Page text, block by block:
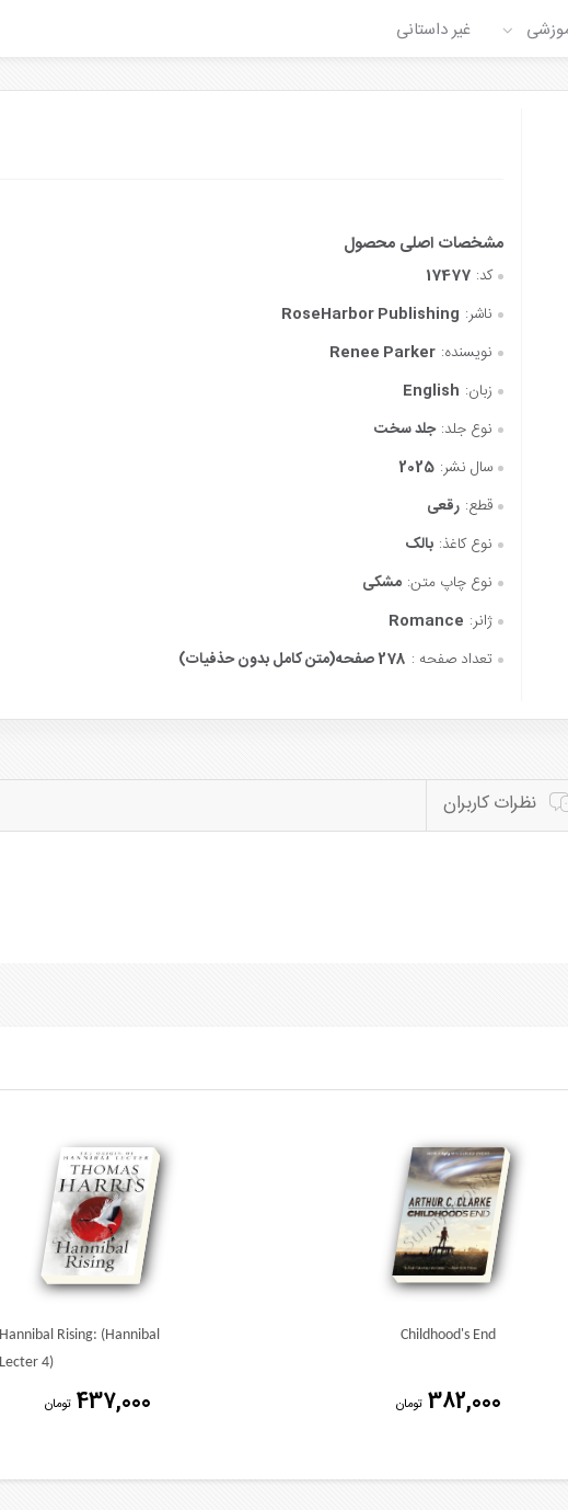
غیر داستانی
کد: 17477
ناشر: RoseHarbor Publishing
نویسنده: Renee Parker
زبان: English
نوع جلد: جلد سخت
سال نشر: 2025
قطع: رقعی
نوع کاغذ: بالک
نوع چاپ متن: مشکی
ژانر: Romance
تعداد صفحه : 278 صفحه(متن کامل بدون حذفیات)
نظرات کاربران
Childhood's End
382,000 تومان
Hannibal Rising: (Hannibal
Lecter 4)
437,000 تومان